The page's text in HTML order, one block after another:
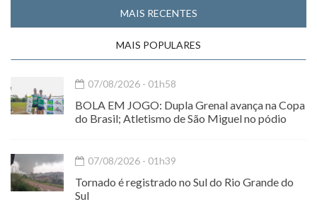
MAIS RECENTES
MAIS POPULARES
07/08/2026 - 01h58
BOLA EM JOGO: Dupla Grenal avança na Copa
do Brasil; Atletismo de São Miguel no pódio
07/08/2026 - 01h39
Tornado é registrado no Sul do Rio Grande do
Sul